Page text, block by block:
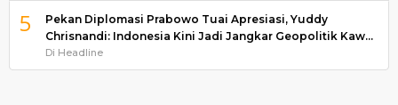
5
Pekan Diplomasi Prabowo Tuai Apresiasi, Yuddy
Chrisnandi: Indonesia Kini Jadi Jangkar Geopolitik Kaw…
Di Headline